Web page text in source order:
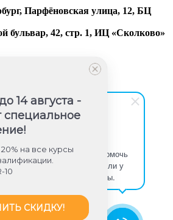
Здравствуйте! Готова помочь
вам. Напишите мне, если у
вас появятся вопросы.
, Парфёновская улица, 12, БЦ
бульвар, 42, стр. 1, ИЦ «Сколково»
14 августа -
специальное
на все курсы
10
СКИДКУ!